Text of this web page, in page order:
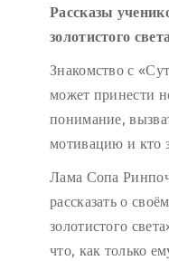
Рассказы
золотистого
Знакомство с
может принести
понимание,
мотивацию и кто
Лама Сопа
рассказать о
золотистого
что, как только